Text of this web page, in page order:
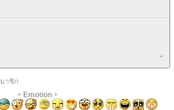
าชิก
+ Emotion+